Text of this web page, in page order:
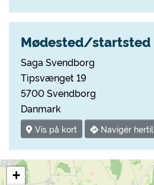
Mødested/startsted
Saga Svendborg
Tipsvænget 19
5700 Svendborg
Danmark
Vis på kort Navigér hertil
+